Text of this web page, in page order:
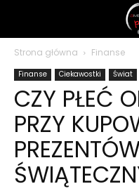
polsku
Strona główna Finanse
Finanse Ciekawostki Świat
CZY PŁEĆ
PRZY